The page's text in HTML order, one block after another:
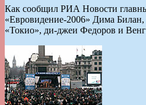
Как сообщил РИА Новости
«Евровидение-2006» Дима Билан,
«Токио», ди-джеи Федоров и